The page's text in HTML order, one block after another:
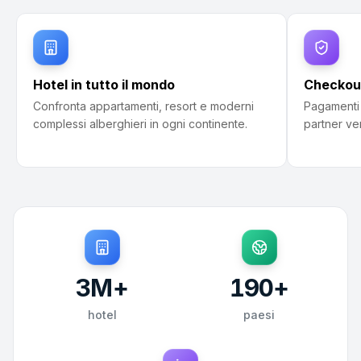
Hotel in tutto il mondo
Confronta appartamenti, resort e moderni
complessi alberghieri in ogni continente.
partner
3M+
hotel
190+
paesi